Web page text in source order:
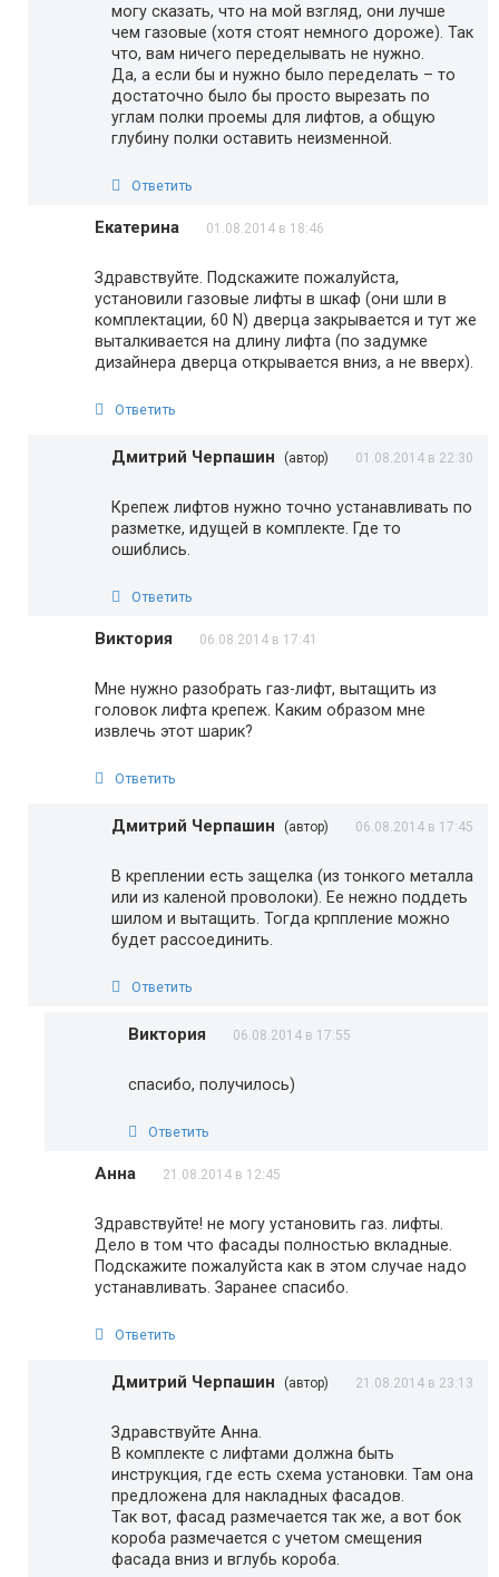
могу сказать, что на мой взгляд, они лучше
чем газовые (хотя стоят немного дороже). Так
что, вам ничего переделывать не нужно.
Да, а если бы и нужно было переделать – то
достаточно было бы просто вырезать по
углам полки проемы для лифтов, а общую
глубину полки оставить неизменной.
Ответить
Екатерина 01.08.2014 в 18:46
Здравствуйте. Подскажите пожалуйста,
установили газовые лифты в шкаф (они шли в
комплектации, 60 N) дверца закрывается и тут же
выталкивается на длину лифта (по задумке
дизайнера дверца открывается вниз, а не вверх).
Ответить
Дмитрий Черпашин (автор) 01.08.2014 в 22:30
Крепеж лифтов нужно точно устанавливать по
разметке, идущей в комплекте. Где то
ошиблись.
Ответить
Виктория 06.08.2014 в 17:41
Мне нужно разобрать газ-лифт, вытащить из
головок лифта крепеж. Каким образом мне
извлечь этот шарик?
Ответить
Дмитрий Черпашин (автор) 06.08.2014 в 17:45
В креплении есть защелка (из тонкого металла
или из каленой проволоки). Ее нежно поддеть
шилом и вытащить. Тогда крппление можно
будет рассоединить.
Ответить
Виктория 06.08.2014 в 17:55
спасибо, получилось)
Ответить
Анна 21.08.2014 в 12:45
Здравствуйте! не могу установить газ. лифты.
Дело в том что фасады полностью вкладные.
Подскажите пожалуйста как в этом случае надо
устанавливать. Заранее спасибо.
Ответить
Дмитрий Черпашин (автор) 21.08.2014 в 23:13
Здравствуйте Анна.
В комплекте с лифтами должна быть
инструкция, где есть схема установки. Там она
предложена для накладных фасадов.
Так вот, фасад размечается так же, а вот бок
короба размечается с учетом смещения
фасада вниз и вглубь короба.